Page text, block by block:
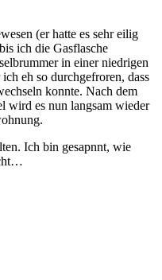
(er hatte es sehr eilig
ich die Gasflasche
in einer niedrigen
eh so durchgefroren, dass
konnte. Nach dem
wird es nun langsam wieder
Ich bin gesapnnt, wie